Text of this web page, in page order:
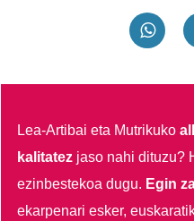
Lea-Artibai eta Mutrikuko
kalitatez jaso nahi dituzu?
ezinbestekoa dugu. Egin
ekarpenari esker,